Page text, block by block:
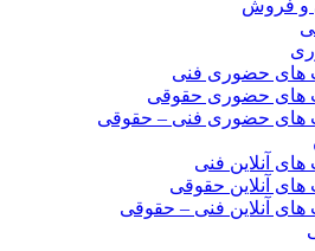
و فروش
های حضوری فنی
های حضوری حقوقی
های حضوری فنی – حقوقی
آنلاین فنی
آنلاین حقوقی
آنلاین فنی – حقوقی